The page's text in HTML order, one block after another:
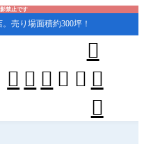
禁止です
売り場面積約300坪！
    


